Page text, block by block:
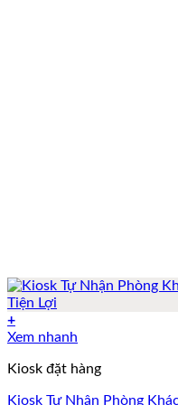
+
Xem nhanh
Kiosk đặt hàng
Kiosk Tự Nhận Phòng